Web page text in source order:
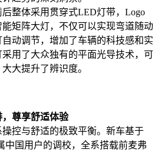
整体采用贯穿式LED灯带，Logo
矩阵大灯，不仅可以实现弯道随动
动调节，增加了车辆的科技感和实
用了大众独有的平面光导技术，可
大提升了辨识度。
尊享舒适体验
控与舒适的极致平衡。新车基于
中国用户的调校，全系搭载前麦弗